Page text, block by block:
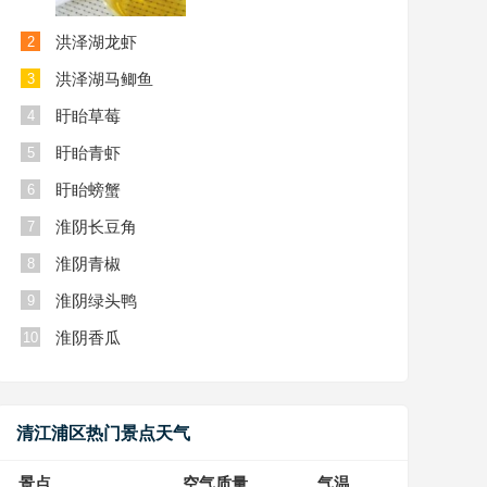
2 洪泽湖龙虾
3 洪泽湖马鲫鱼
4 盱眙草莓
5 盱眙青虾
6 盱眙螃蟹
7 淮阴长豆角
8 淮阴青椒
9 淮阴绿头鸭
10 淮阴香瓜
清江浦区热门景点天气
景点 空气质量 气温